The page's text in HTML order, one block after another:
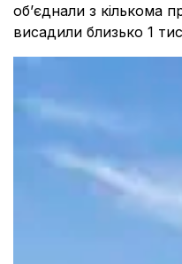
об’єднали з кількома
висадили близько 1